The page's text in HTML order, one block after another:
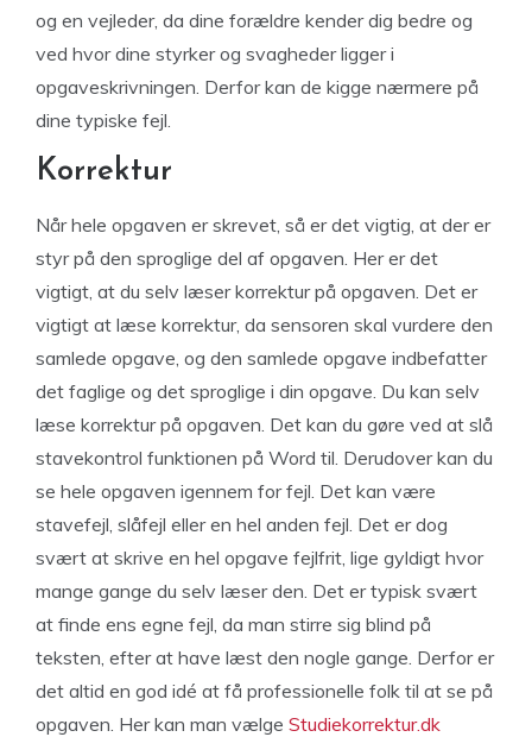
og en vejleder, da dine forældre kender dig bedre og
ved hvor dine styrker og svagheder ligger i
opgaveskrivningen. Derfor kan de kigge nærmere på
dine typiske fejl.
Korrektur
Når hele opgaven er skrevet, så er det vigtig, at der er
styr på den sproglige del af opgaven. Her er det
vigtigt, at du selv læser korrektur på opgaven. Det er
vigtigt at læse korrektur, da sensoren skal vurdere den
samlede opgave, og den samlede opgave indbefatter
det faglige og det sproglige i din opgave. Du kan selv
læse korrektur på opgaven. Det kan du gøre ved at slå
stavekontrol funktionen på Word til. Derudover kan du
se hele opgaven igennem for fejl. Det kan være
stavefejl, slåfejl eller en hel anden fejl. Det er dog
svært at skrive en hel opgave fejlfrit, lige gyldigt hvor
mange gange du selv læser den. Det er typisk svært
at finde ens egne fejl, da man stirre sig blind på
teksten, efter at have læst den nogle gange. Derfor er
det altid en god idé at få professionelle folk til at se på
opgaven. Her kan man vælge Studiekorrektur.dk